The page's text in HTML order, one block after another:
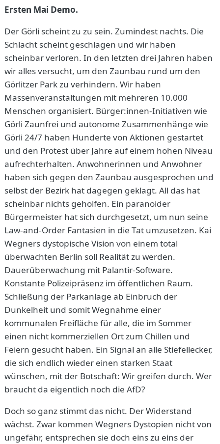
Ersten Mai Demo.
Der Görli scheint zu zu sein. Zumindest nachts. Die
Schlacht scheint geschlagen und wir haben
scheinbar verloren. In den letzten drei Jahren haben
wir alles versucht, um den Zaunbau rund um den
Görlitzer Park zu verhindern. Wir haben
Massenveranstaltungen mit mehreren 10.000
Menschen organisiert. Bürger:innen-Initiativen wie
Görli Zaunfrei und autonome Zusammenhänge wie
Görli 24/7 haben Hunderte von Aktionen gestartet
und den Protest über Jahre auf einem hohen Niveau
aufrechterhalten. Anwohnerinnen und Anwohner
haben sich gegen den Zaunbau ausgesprochen und
selbst der Bezirk hat dagegen geklagt. All das hat
scheinbar nichts geholfen. Ein paranoider
Bürgermeister hat sich durchgesetzt, um nun seine
Law-and-Order Fantasien in die Tat umzusetzen. Kai
Wegners dystopische Vision von einem total
überwachten Berlin soll Realität zu werden.
Dauerüberwachung mit Palantir-Software.
Konstante Polizeipräsenz im öffentlichen Raum.
Schließung der Parkanlage ab Einbruch der
Dunkelheit und somit Wegnahme einer
kommunalen Freifläche für alle, die im Sommer
einen nicht kommerziellen Ort zum Chillen und
Feiern gesucht haben. Ein Signal an alle Stiefellecker,
die sich endlich wieder einen starken Staat
wünschen, mit der Botschaft: Wir greifen durch. Wer
braucht da eigentlich noch die AfD?
Doch so ganz stimmt das nicht. Der Widerstand
wächst. Zwar kommen Wegners Dystopien nicht von
ungefähr, entsprechen sie doch eins zu eins der